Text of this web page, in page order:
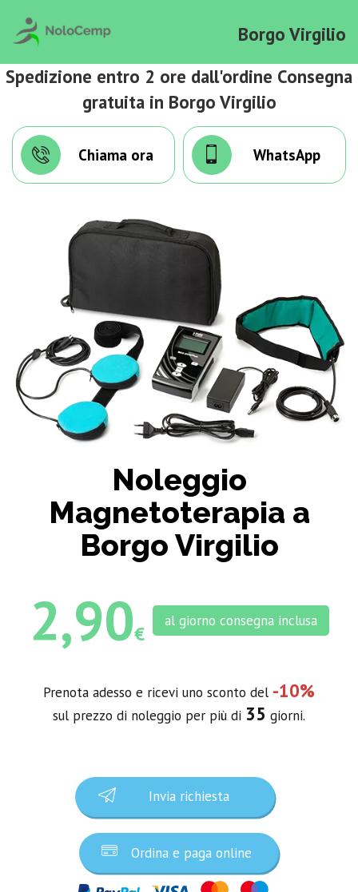
Borgo Virgilio
Spedizione entro 2 ore dall'ordine Consegna
gratuita in Borgo Virgilio
Chiama ora WhatsApp
Noleggio
Magnetoterapia a
Borgo Virgilio
2,90€
al giorno consegna inclusa
Prenota adesso e ricevi uno sconto del -10%
sul prezzo di noleggio per più di 35 giorni.
Invia richiesta
Ordina e paga online